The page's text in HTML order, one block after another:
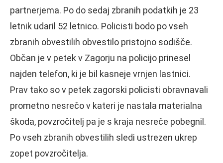
partnerjema. Po do sedaj zbranih podatkih je 23
letnik udaril 52 letnico. Policisti bodo po vseh
zbranih obvestilih obvestilo pristojno sodišče.
Občan je v petek v Zagorju na policijo prinesel
najden telefon, ki je bil kasneje vrnjen lastnici.
Prav tako so v petek zagorski policisti obravnavali
prometno nesrečo v kateri je nastala materialna
škoda, povzročitelj pa je s kraja nesreče pobegnil.
Po vseh zbranih obvestilih sledi ustrezen ukrep
zopet povzročitelja.